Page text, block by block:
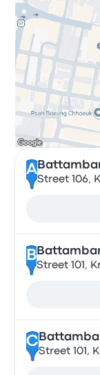
A
Street 106,
B
Street 101,
C
Street 101,